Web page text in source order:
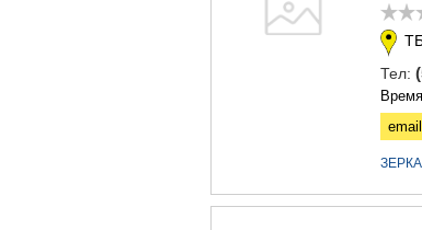
Тел:
email